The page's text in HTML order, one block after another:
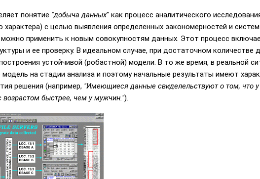
понятие "добыча данных" как процесс аналитического
характера) с целью выявления определенных закономерностей и
применить к новым совокупностям данных. Этот процесс
и ее проверку. В идеальном случае, при достаточном
устойчивой (робастной) модели. В то же время, в реальной
на стадии анализа и поэтому начальные результаты имеют
решения (например, "Имеющиеся данные свиделельствуют о том, что
возрастом быстрее, чем у мужчин.").